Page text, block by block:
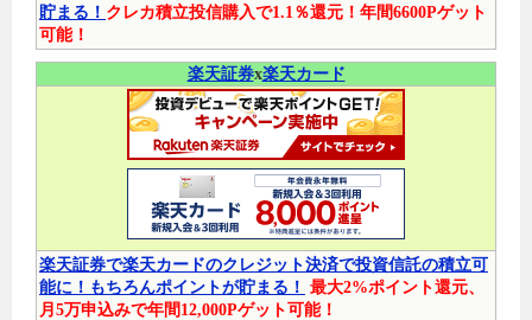
貯まる！ クレカ積立投信購入で1.1％還元！年間6600Pゲット
可能！
楽天証券x楽天カード
楽天証券で楽天カードのクレジット決済で投資信託の積立可
能に！もちろんポイントが貯まる！ 最大2%ポイント還元、
月5万申込みで年間12,000Pゲット可能！